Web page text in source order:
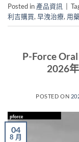
Posted in 產品資訊
利吉購買, 早洩治療, 用
P-Force
2026
POSTED ON
04
8 月